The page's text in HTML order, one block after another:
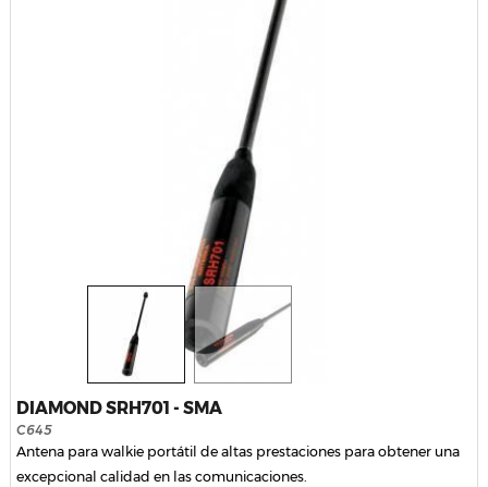
DIAMOND SRH701 - SMA
C645
Antena para walkie portátil de altas prestaciones para obtener una
excepcional calidad en las comunicaciones.